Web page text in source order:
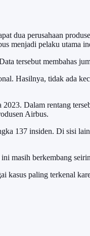
dua perusahaan
menjadi pelaku utama
tersebut membahas
Hasilnya, tidak ada
Dalam rentang
Airbus.
137 insiden. Di sisi
masih berkembang
paling terkenal